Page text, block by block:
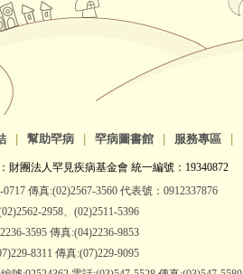
幫助罕病 罕病圖書館 服務專區
團法人罕見疾病基金會 統一編號：19340872
傳真:(02)2567-3560 代表號：0912337876
2958、(02)2511-5396
3595 傳真:(04)2236-9853
8311 傳真:(07)229-9095